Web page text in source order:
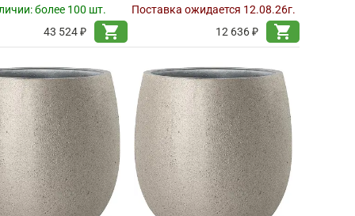
более 100 шт.
43 524 ₽
shopping_cart
Поставка ожидается 12.08.26г.
12 636 ₽
shopping_cart